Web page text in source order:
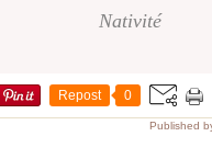
Nativité
Repost 0
Published